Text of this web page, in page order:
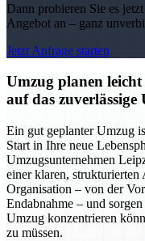
Dann probieren Sie es
Angebot an – ganz
Jetzt Anfrage starten
Umzug planen leicht
auf das
Ein gut geplanter Umzug
Start in Ihre neue
Umzugsunternehmen
einer klaren, strukturierten
Organisation – von der
Endabnahme – und
Umzug konzentrieren
zu müssen.